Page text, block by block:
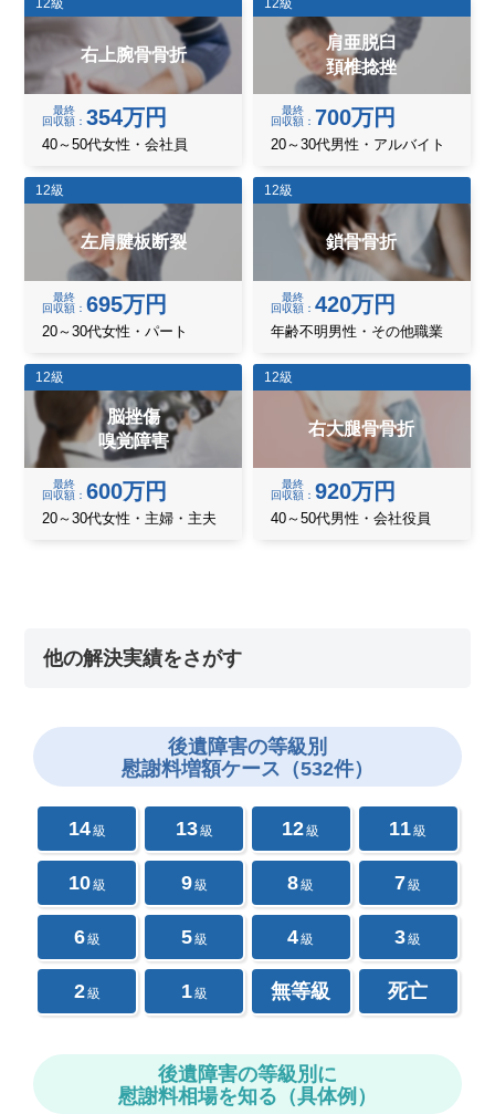
12級
右上腕骨骨折
最終
回収額
354万円
40～50代女性・会社員
12級
肩亜脱臼
頚椎捻挫
最終
回収額
700万円
20～30代男性・アルバイト
12級
左肩腱板断裂
最終
回収額
695万円
20～30代女性・パート
12級
鎖骨骨折
最終
回収額
420万円
年齢不明男性・その他職業
12級
脳挫傷
嗅覚障害
最終
回収額
600万円
20～30代女性・主婦・主夫
12級
右大腿骨骨折
最終
回収額
920万円
40～50代男性・会社役員
他の解決実績をさがす
後遺障害の等級別
慰謝料増額ケース（532件）
14級 13級 12級 11級
10級 9級 8級 7級
6級 5級 4級 3級
2級 1級 無等級 死亡
後遺障害の等級別に
慰謝料相場を知る（具体例）